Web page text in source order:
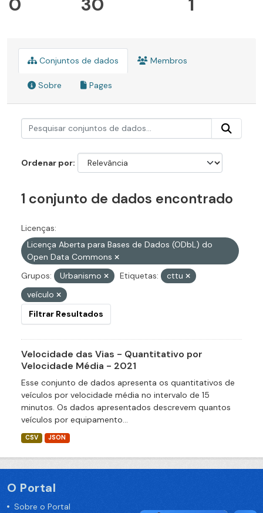
0 30 1
Conjuntos de dados Membros
Sobre Pages
Ordenar por
1 conjunto de dados encontrado
Licenças:
Licença Aberta para Bases de Dados (ODbL) do
Open Data Commons
Grupos:
Urbanismo Etiquetas:
cttu
veículo
Filtrar Resultados
Velocidade das Vias - Quantitativo por
Velocidade Média - 2021
Esse conjunto de dados apresenta os quantitativos de
veículos por velocidade média no intervalo de 15
minutos. Os dados apresentados descrevem quantos
veículos por equipamento...
CSV JSON
O Portal
Sobre o Portal